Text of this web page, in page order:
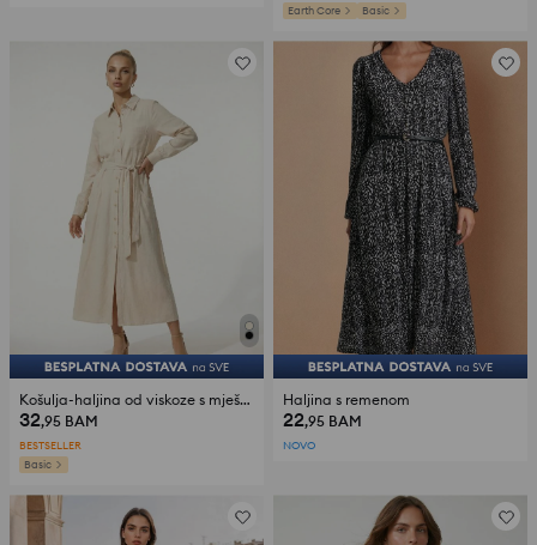
Earth Core
Basic
Košulja-haljina od viskoze s mješavinom lana
32,95 BAM
BESTSELLER
Basic
Haljina s remenom
22,95 BAM
NOVO